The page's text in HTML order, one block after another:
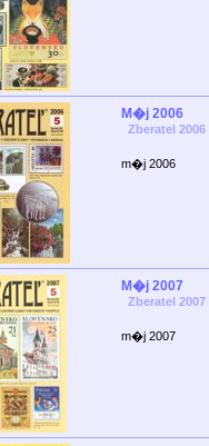
M�j 2006
Zberatel 2006
m�j 2006
M�j 2007
Zberatel 2007
m�j 2007